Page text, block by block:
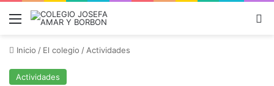
Menú
Inicio / El colegio / Actividades
Actividades